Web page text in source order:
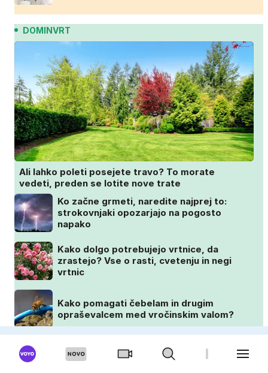
DOMINVRT
Ali lahko poleti posejete travo? To morate
vedeti, preden se lotite nove trate
Ko začne grmeti, naredite najprej to:
strokovnjaki opozarjajo na pogosto
napako
Kako dolgo potrebujejo vrtnice, da
zrastejo? Vse o rasti, cvetenju in negi
vrtnic
Kako pomagati čebelam in drugim
opraševalcem med vročinskim valom?
OKUSNO